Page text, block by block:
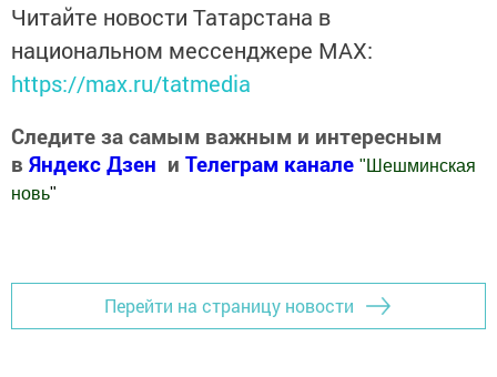
Читайте новости Татарстана в
национальном мессенджере MАХ:
https://max.ru/tatmedia
Следите за самым важным и интересным
в Яндекс Дзен и Телеграм канале " Шешминская
новь"
Перейти на страницу новости